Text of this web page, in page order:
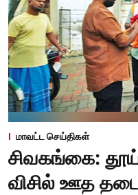
மாவட்ட செய்திகள்
சிவகங்கை:
விசில் ஊத தடை